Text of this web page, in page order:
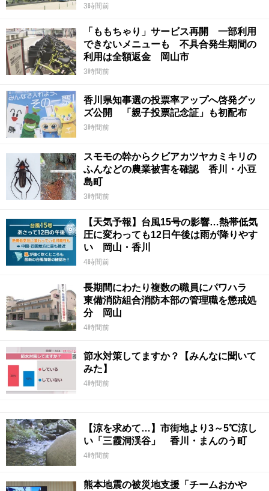
3時間前
「ももちゃり」サービス再開 一部利用
できないメニューも 不具合発生期間の
利用は全額返金 岡山市
3時間前
香川県知事選の投票率アップへ啓発グッ
ズ公開 「親子投票記念証」も初配布
3時間前
スモモの幹からクビアカツヤカミキリの
ふんなどの農業被害を確認 香川・小豆
島町
3時間前
【天気予報】台風15号の影響…熱帯低気
圧に変わっても12日午後は雨が降りやす
い 岡山・香川
4時間前
長期間にわたり複数の職員にパワハラ
東備消防組合消防本部の管理職を懲戒処
分 岡山
4時間前
節水対策してますか？【みんなに聞いて
みた】
4時間前
【涼を求めて…】市街地より3～5℃涼し
い「三霞洞渓谷」 香川・まんのう町
4時間前
熊本地震の被災地支援「チームおかや